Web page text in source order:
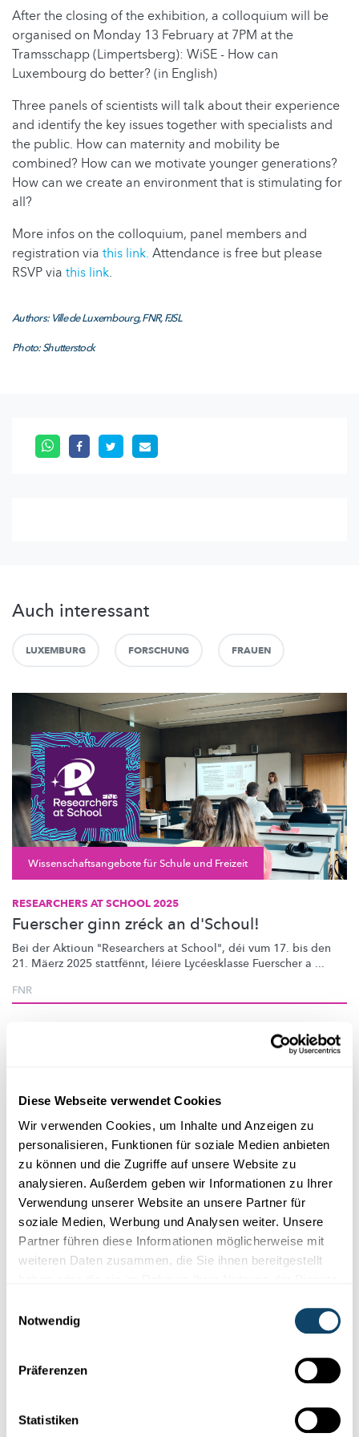
Diese Webseite verwendet Cookies
Wir verwenden Cookies, um Inhalte und Anzeigen zu
personalisieren, Funktionen für soziale Medien anbieten
zu können und die Zugriffe auf unsere Website zu
analysieren. Außerdem geben wir Informationen zu Ihrer
Verwendung unserer Website an unsere Partner für
soziale Medien, Werbung und Analysen weiter. Unsere
Partner führen diese Informationen möglicherweise mit
weiteren Daten zusammen, die Sie ihnen bereitgestellt
Notwendig
Präferenzen
Statistiken
After the closing of the exhibition, a colloquium will be
organised on Monday 13 February at 7PM at the
Tramsschapp (Limpertsberg): WiSE - How can
Luxembourg do better? (in English)
Three panels of scientists will talk about their experience
and identify the key issues together with specialists and
the public. How can maternity and mobility be
combined? How can we motivate younger generations?
How can we create an environment that is stimulating for
all?
More infos on the colloquium, panel members and
registration via this link. Attendance is free but please
RSVP via this link.
Authors: Ville de Luxembourg, FNR, FJSL
Photo: Shutterstock
Auch interessant
LUXEMBURG FORSCHUNG FRAUEN
Wissenschaftsangebote für Schule und Freizeit
RESEARCHERS AT SCHOOL 2025
Fuerscher ginn zréck an d'Schoul!
Bei der Aktioun "Researchers at School", déi vum 17. bis den
21. Mäerz 2025 stattfënnt, léiere Lycéesklasse Fuerscher a ...
FNR
Forschung in Luxemburg
GESUNDHEIT
Welche Auswirkung hat die Trennung der
einer Trennung der Eltern steigt der
(BMI)